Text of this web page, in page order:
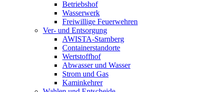
Betriebshof
Wasserwerk
Freiwillige Feuerwehren
Ver- und Entsorgung
AWISTA-Starnberg
Containerstandorte
Wertstoffhof
Abwasser und Wasser
Strom und Gas
Kaminkehrer